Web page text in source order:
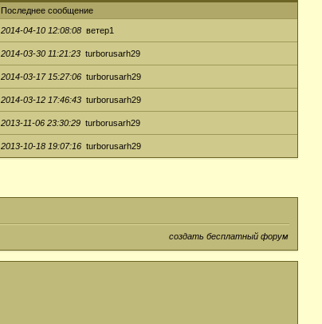
Последнее сообщение
2014-04-10 12:08:08 ветер1
2014-03-30 11:21:23 turborusarh29
2014-03-17 15:27:06 turborusarh29
2014-03-12 17:46:43 turborusarh29
2013-11-06 23:30:29 turborusarh29
2013-10-18 19:07:16 turborusarh29
создать бесплатный форум